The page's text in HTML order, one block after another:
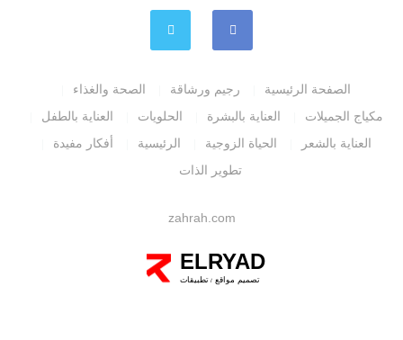
الصفحة الرئيسية رجيم ورشاقة
الصحة والغذاء
مكياج الجميلات
العناية بالبشرة الحلويات
العناية بالطفل
العناية بالشعر
الحياة الزوجية الرئيسية
أفكار مفيدة
تطوير الذات
zahrah.com
ELRYAD
تصميم مواقع / تطبيقات